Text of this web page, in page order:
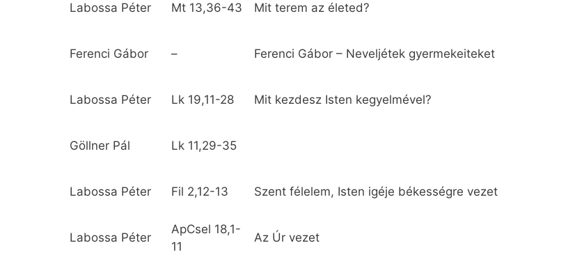
Labossa Péter Mt 13,36-43 Mit terem az életed?
Ferenci Gábor – Ferenci Gábor – Neveljétek gyermekeiteket
Labossa Péter Lk 19,11-28 Mit kezdesz Isten kegyelmével?
Göllner Pál Lk 11,29-35
Labossa Péter Fil 2,12-13 Szent félelem, Isten igéje békességre vezet
Labossa Péter
ApCsel 18,1-
11
Az Úr vezet